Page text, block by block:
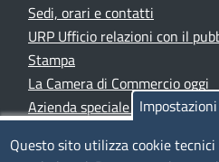
Sedi, orari e contatti
URP Ufficio relazioni con il
Stampa
La Camera di Commercio oggi
Azienda speciale PromoFirenze
Questo sito utilizza cookie